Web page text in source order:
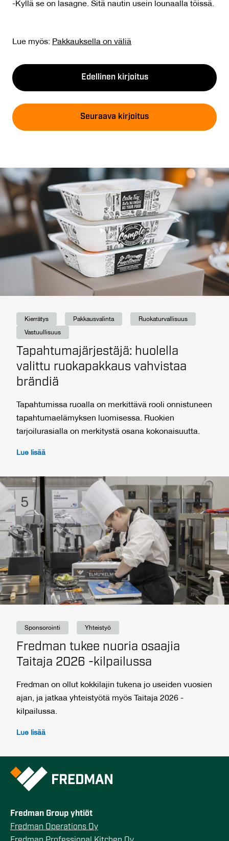
-Kyllä se on lasagne. Sitä nautin usein lounaalla töissä.
Lue myös: Pakkauksella on väliä
Edellinen kirjoitus
Seuraava kirjoitus
Kierrätys Pakkausvalinta Ruokaturvallisuus
Vastuullisuus
Tapahtumajärjestäjä: huolella
valittu ruokapakkaus vahvistaa
brändiä
Tapahtumissa ruoalla on merkittävä rooli onnistuneen
tapahtumaelämyksen luomisessa. Ruokien
tarjoilurasialla on merkitystä osana kokonaisuutta.
Lue lisää
Sponsorointi Yhteistyö
Fredman tukee nuoria osaajia
Taitaja 2026 -kilpailussa
Fredman on ollut kokkilajin tukena jo useiden vuosien
ajan, ja jatkaa yhteistyötä myös Taitaja 2026 -
kilpailussa.
Lue lisää
Fredman Group yhtiöt
Fredman Operations Oy